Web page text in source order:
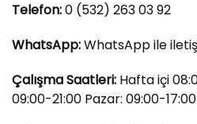
Telefon:0 (532) 263 03 92
WhatsApp:WhatsApp ile
Çalışma Saatleri: Hafta içi
09:00-21:00 Pazar: 09:00-17:00